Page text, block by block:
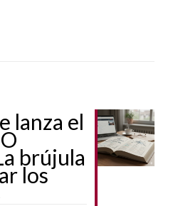
lanza el
brújula
los